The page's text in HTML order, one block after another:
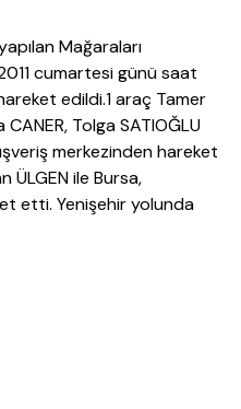
Mağaraları
cumartesi günü saat
edildi.1 araç Tamer
CANER, Tolga SATIOĞLU
merkezinden hareket
ÜLGEN ile Bursa,
etti. Yenişehir yolunda